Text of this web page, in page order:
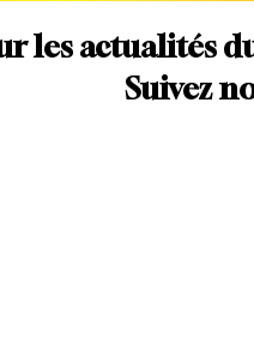
les actualités
Suivez